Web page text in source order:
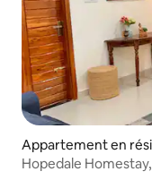
Appartement en
Hopedale